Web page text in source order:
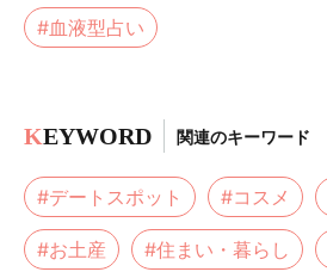
#血液型占い
KEYWORD 関連のキーワード
#デートスポット #コスメ
#お土産 #住まい・暮らし